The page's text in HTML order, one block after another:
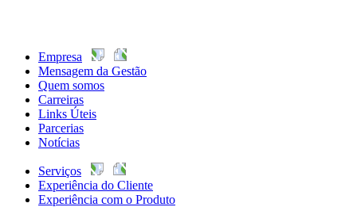
Empresa
Mensagem da Gestão
Quem somos
Carreiras
Links Úteis
Parcerias
Notícias
Serviços
Experiência do Cliente
Experiência com o Produto